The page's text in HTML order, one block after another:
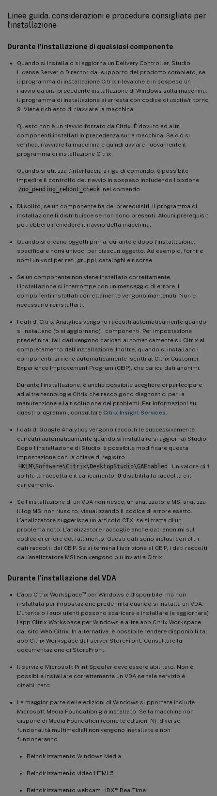
Linee guida, considerazioni e procedure consigliate per
l’installazione
Durante l’installazione di qualsiasi componente
Quando si installa o si aggiorna un Delivery Controller, Studio,
License Server o Director dal supporto del prodotto completo, se
il programma di installazione Citrix rileva che è in sospeso un
riavvio da una precedente installazione di Windows sulla macchina,
il programma di installazione si arresta con codice di uscita/ritorno
9. Viene richiesto di riavviare la macchina.
Questo non è un riavvio forzato da Citrix. È dovuto ad altri
componenti installati in precedenza sulla macchina. Se ciò si
verifica, riavviare la macchina e quindi avviare nuovamente il
programma di installazione Citrix.
Quando si utilizza l’interfaccia a riga di comando, è possibile
impedire il controllo del riavvio in sospeso includendo l’opzione
/no_pending_reboot_check nel comando.
Di solito, se un componente ha dei prerequisiti, il programma di
installazione li distribuisce se non sono presenti. Alcuni prerequisiti
potrebbero richiedere il riavvio della macchina.
Quando si creano oggetti prima, durante e dopo l’installazione,
specificare nomi univoci per ciascun oggetto. Ad esempio, fornire
nomi univoci per reti, gruppi, cataloghi e risorse.
Se un componente non viene installato correttamente,
l’installazione si interrompe con un messaggio di errore. I
componenti installati correttamente vengono mantenuti. Non è
necessario reinstallarli.
I dati di Citrix Analytics vengono raccolti automaticamente quando
si installano (o si aggiornano) i componenti. Per impostazione
predefinita, tali dati vengono caricati automaticamente su Citrix al
completamento dell’installazione. Inoltre, quando si installano i
componenti, si viene automaticamente iscritti al Citrix Customer
Experience Improvement Program (CEIP), che carica dati anonimi.
Durante l’installazione, è anche possibile scegliere di partecipare
ad altre tecnologie Citrix che raccolgono diagnostici per la
manutenzione e la risoluzione dei problemi. Per informazioni su
questi programmi, consultare Citrix Insight Services
I dati di Google Analytics vengono raccolti (e successivamente
caricati) automaticamente quando si installa (o si aggiorna) Studio.
Dopo l’installazione di Studio, è possibile modificare questa
impostazione con la chiave di registro
HKLM\Software\Citrix\DesktopStudio\GAEnabled
. Un valore di 1
abilita la raccolta e il caricamento, 0 disabilita la raccolta e il
caricamento.
Se l’installazione di un VDA non riesce, un analizzatore MSI analizza
il log MSI non riuscito, visualizzando il codice di errore esatto.
L’analizzatore suggerisce un articolo CTX, se si tratta di un
problema noto. L’analizzatore raccoglie anche dati anonimi sul
codice di errore del fallimento. Questi dati sono inclusi con altri
dati raccolti dal CEIP. Se si termina l’iscrizione al CEIP, i dati raccolti
dall’analizzatore MSI non vengono più inviati a Citrix.
Durante l’installazione del VDA
L’app Citrix Workspace™per Windows è disponibile, ma non
installata per impostazione predefinita quando si installa un VDA.
L’utente o i suoi utenti possono scaricare e installare (e aggiornare)
l’app Citrix Workspace per Windows e altre app Citrix Workspace
dal sito Web Citrix. In alternativa, è possibile rendere disponibili tali
app Citrix Workspace dal server StoreFront. Consultare la
documentazione di StoreFront.
Il servizio Microsoft Print Spooler deve essere abilitato. Non è
possibile installare correttamente un VDA se tale servizio è
disabilitato.
La maggior parte delle edizioni di Windows supportate include
Microsoft Media Foundation già installato. Se la macchina non
dispone di Media Foundation (come le edizioni N), diverse
funzionalità multimediali non vengono installate e non
funzioneranno.
Reindirizzamento Windows Media
Reindirizzamento video HTML5
Reindirizzamento webcam HDX ™RealTime